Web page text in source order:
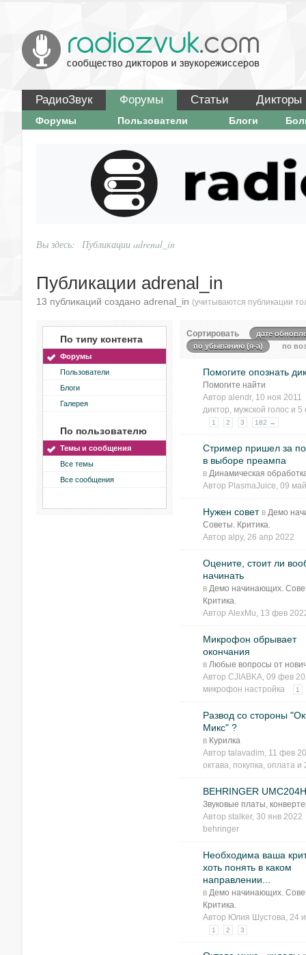
РадиоЗвук Форумы Статьи Дикторы
Форумы Пользователи Блоги
Вы здесь: Публикации adrenal_in
Публикации adrenal_in
13 публикаций создано adrenal_in (учитываются публикации
По типу контента
Форумы
Пользователи
Блоги
Галерея
По пользователю
Темы и сообщения
Все темы
Все сообщения
Сортировать
дате
по убыванию (я-а)
по
Помогите опознать
Помогите найти
Автор alendr, 10 ноя 2011
диктор, мужской голос и 5
1 2 3 182 →
Стример пришел за
в выборе преампа
в Динамическая
Автор PlasmaJuice, 09
Нужен совет в Демо
Советы. Критика.
Автор alpy, 26 апр 2022
Оцените, стоит ли
начинать
в Демо начинающих.
Критика.
Автор AlexMu, 13 фев
Микрофон обрывает
окончания
в Любые вопросы от
Автор CJIABKA, 09 фев
микрофон настройка
1
Развод со стороны
Микс" ?
в Курилка
Автор talavadim, 11 фев
октава, покупка, оплата и
BEHRINGER
Звуковые платы,
Автор stalker, 30 янв 2022
behringer
Необходима ваша
хоть понять в каком
направлении...
в Демо начинающих.
Критика.
Автор Юлия Шустова, 24
1 2 3